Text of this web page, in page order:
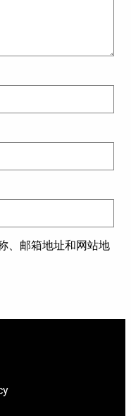
、邮箱地址和网站地